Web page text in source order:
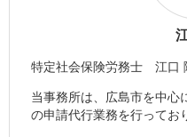
特定社会保険労務士 江口
当事務所は、広島市を中心
の申請代行業務を行ってお